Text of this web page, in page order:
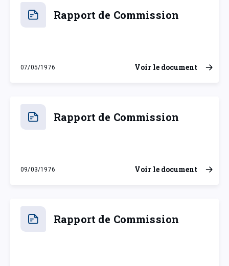
Rapport de Commission
07/05/1976
vendredi 7 mai 1976
Voir le document
Rapport de Commission
09/03/1976
mardi 9 mars 1976
Voir le document
Rapport de Commission